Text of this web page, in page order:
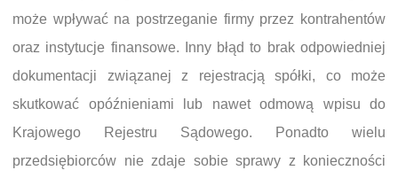
może wpływać na postrzeganie firmy przez kontrahentów
oraz instytucje finansowe. Inny błąd to brak odpowiedniej
dokumentacji związanej z rejestracją spółki, co może
skutkować opóźnieniami lub nawet odmową wpisu do
Krajowego Rejestru Sądowego. Ponadto wielu
przedsiębiorców nie zdaje sobie sprawy z konieczności